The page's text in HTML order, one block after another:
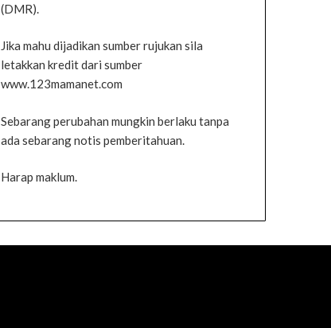
(DMR).
Jika mahu dijadikan sumber rujukan sila
letakkan kredit dari sumber
www.123mamanet.com
Sebarang perubahan mungkin berlaku tanpa
ada sebarang notis pemberitahuan.
Harap maklum.